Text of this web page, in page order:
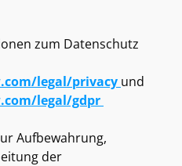
zum Datenschutz
legal/privacy
legal/gdpr
Aufbewahrung,
der